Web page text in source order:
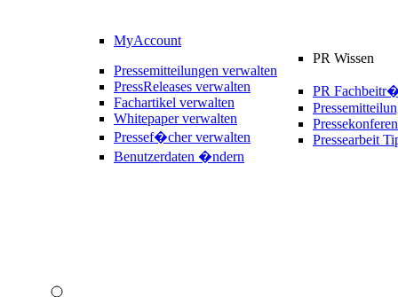
MyAccount
Pressemitteilungen verwalten
PressReleases verwalten
Fachartikel verwalten
Whitepaper verwalten
Pressef�cher verwalten
Benutzerdaten �ndern
PR Wissen
PR
Pressearbeit